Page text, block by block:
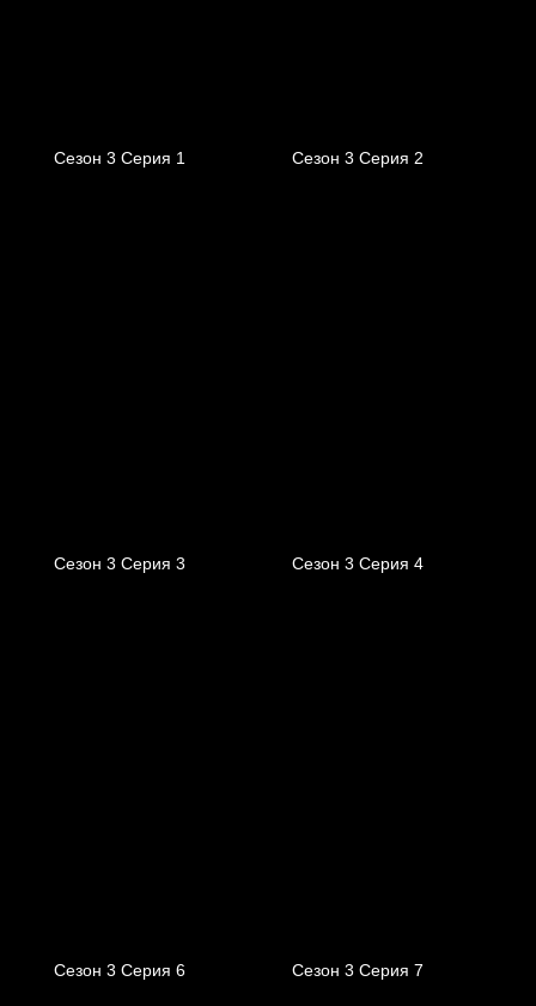
Сезон 3 Серия 1 Сезон 3 Серия 2
Сезон 3 Серия 3 Сезон 3 Серия 4
Сезон 3 Серия 6 Сезон 3 Серия 7